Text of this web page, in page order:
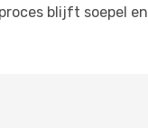
blijft soepel en